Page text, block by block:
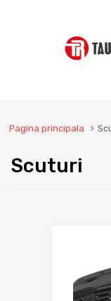
Pagina principala
Scuturi